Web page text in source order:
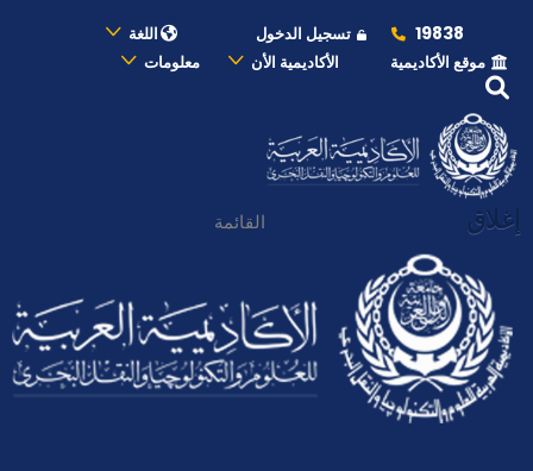
19838 تسجيل الدخول
اللغة
موقع الأكاديمية
الأكاديمية الأن معلومات
إغلاق القائمة